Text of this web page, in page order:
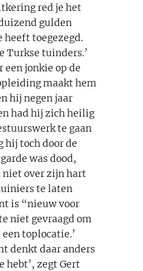
red je het
gulden
heeft toegezegd.
Turkse tuinders.’
een jonkie op de
maakt hem
hij negen jaar
had hij zich heilig
te gaan
hij toch door de
was dood,
niet over zijn hart
te laten
is “nieuw voor
niet gevraagd om
toplocatie.’
denkt daar anders
hebt’, zegt Gert